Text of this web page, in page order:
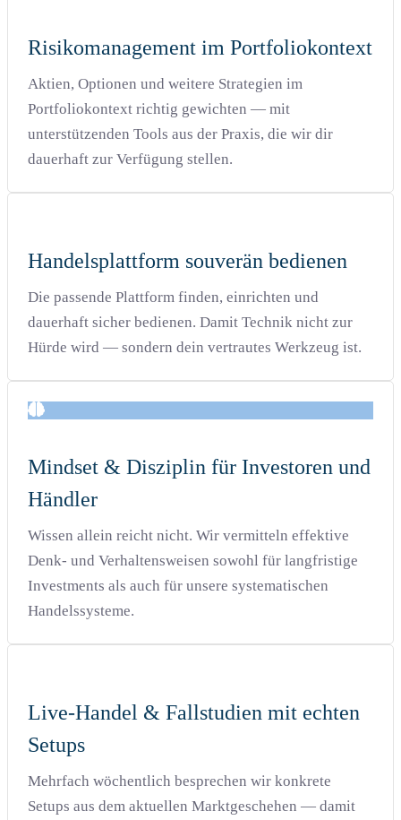
Risikomanagement im Portfoliokontext
Aktien, Optionen und weitere Strategien im
Portfoliokontext richtig gewichten — mit
unterstützenden Tools aus der Praxis, die wir dir
dauerhaft zur Verfügung stellen.
Handelsplattform souverän bedienen
Die passende Plattform finden, einrichten und
dauerhaft sicher bedienen. Damit Technik nicht zur
Hürde wird — sondern dein vertrautes Werkzeug ist.
Mindset & Disziplin für Investoren und
Händler
Wissen allein reicht nicht. Wir vermitteln effektive
Denk- und Verhaltensweisen sowohl für langfristige
Investments als auch für unsere systematischen
Handelssysteme.
Live-Handel & Fallstudien mit echten
Setups
Mehrfach wöchentlich besprechen wir konkrete
Setups aus dem aktuellen Marktgeschehen — damit